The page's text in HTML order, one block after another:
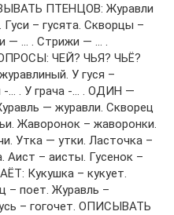
ПТЕНЦОВ: Журавли
Гуси – гусята. Скворцы –
— … . Стрижи — … .
ЧЕЙ? ЧЬЯ? ЧЬЁ?
У гуся –
-… . У грача -… . ОДИН —
— журавли. Скворец
Жаворонок – жаворонки.
Утка — утки. Ласточка –
Аист – аисты. Гусенок –
Кукушка – кукует.
– поет. Журавль –
– гогочет. ОПИСЫВАТЬ